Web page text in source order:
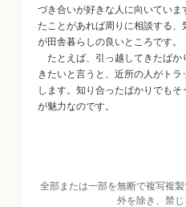
づき合いが好きな人に向いてい
たことがあれば周りに相談する
が田舎暮らしの良いところです。
たとえば、引っ越してきたばか
きたいと言うと、近所の人がト
します。知り合ったばかりでも
が魅力なのです。
全部または一部を無断で複写複
外を除き、禁